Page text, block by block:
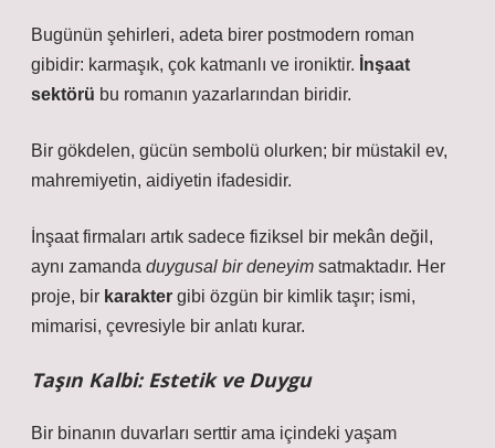
Bugünün şehirleri, adeta birer postmodern roman
gibidir: karmaşık, çok katmanlı ve ironiktir. İnşaat
sektörü bu romanın yazarlarından biridir.
Bir gökdelen, gücün sembolü olurken; bir müstakil ev,
mahremiyetin, aidiyetin ifadesidir.
İnşaat firmaları artık sadece fiziksel bir mekân değil,
aynı zamanda duygusal bir deneyim satmaktadır. Her
proje, bir karakter gibi özgün bir kimlik taşır; ismi,
mimarisi, çevresiyle bir anlatı kurar.
Taşın Kalbi: Estetik ve Duygu
Bir binanın duvarları serttir ama içindeki yaşam